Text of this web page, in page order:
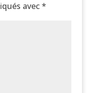
avec*